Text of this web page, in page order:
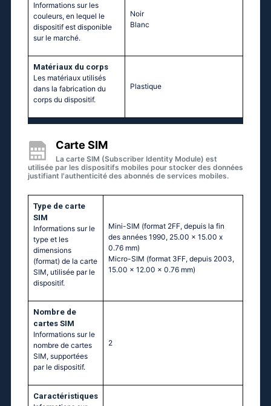
Informations sur les
couleurs, en lequel le
dispositif est disponible
sur le marché.
Noir
Blanc
Matériaux du corps
Les matériaux utilisés
dans la fabrication du
corps du dispositif.
Plastique
Carte SIM
La carte SIM (Subscriber Identity Module) est
utilisée par les dispositifs mobiles pour stocker des données
justifiant l'authenticité des abonnés de services mobiles.
Type de carte
SIM
Informations sur le
type et les
dimensions
(format) de la carte
SIM, utilisée par le
dispositif.
Mini-SIM (format 2FF, depuis la fin
des années 1990, 25.00 x 15.00 x
0.76 mm)
Micro-SIM (format 3FF, depuis 2003,
15.00 x 12.00 x 0.76 mm)
Nombre de
cartes SIM
Informations sur le
nombre de cartes
SIM, supportées
par le dispositif.
2
Caractéristiques